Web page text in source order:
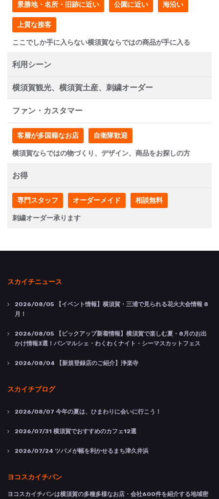
景勝地・名所・旧跡に近い 公園に近い 海沿い
上質な接客
ここでしか手に入らない横須賀ならではの商品が手に入る
利用シーン
横須賀観光、横須賀土産、刺繍オーダー
ファン・カスタマー
客層が多国籍なお店 自衛隊歓迎
横須賀ならではの物づくり、デザイン、商品をお探しの方
お得
専門スタッフ オーダーメイド 相談無料
刺繍オーダー承ります
スカイチニュース
2026/08/05 【イベント情報】横須賀・三浦で見られる花火大会情報 8
月！
2026/08/05 【ピックアップ新着情報】横須賀で楽しむ夏・8月のお出
かけ情報3選！パンマルシェ・わくわくナイト・シーマスカットフェス
2026/08/04 【新規登録店のご紹介】浄楽寺
スカイチブログ
2026/08/07 今年の夏は、ひまわりに会いに行こう！
2026/07/31 横須賀でおすすめのカフェ12選
2026/07/24 ツバメが幅を利かせるまち津久井浜
ヨコスカイチバン
ヨコスカイチバンは横須賀の多種多様なお店・会社600件を紹介する地域密